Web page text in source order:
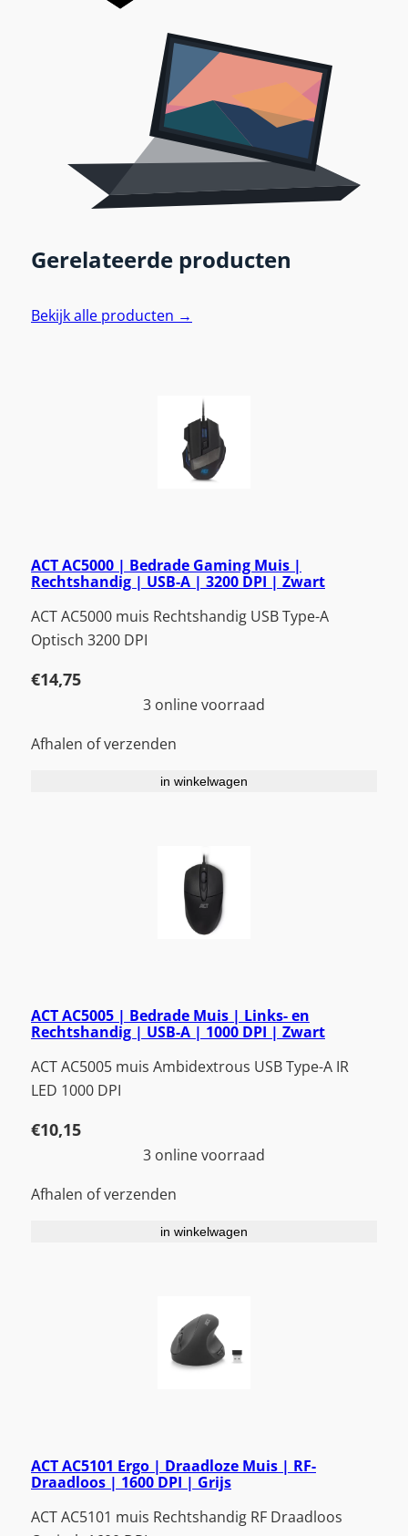
Gerelateerde producten
Bekijk alle producten →
ACT AC5000 | Bedrade Gaming Muis |
Rechtshandig | USB-A | 3200 DPI | Zwart
ACT AC5000 muis Rechtshandig USB Type-A
Optisch 3200 DPI
€14,75
3 online voorraad
Afhalen of verzenden
in winkelwagen
ACT AC5005 | Bedrade Muis | Links- en
Rechtshandig | USB-A | 1000 DPI | Zwart
ACT AC5005 muis Ambidextrous USB Type-A IR
LED 1000 DPI
€10,15
3 online voorraad
Afhalen of verzenden
in winkelwagen
ACT AC5101 Ergo | Draadloze Muis | RF-
Draadloos | 1600 DPI | Grijs
ACT AC5101 muis Rechtshandig RF Draadloos